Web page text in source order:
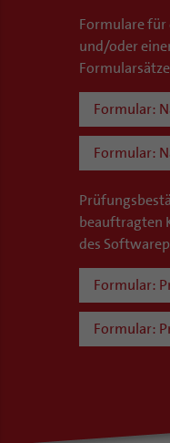
Formulare für
und/oder
Formular:
Formular:
beauftragten
des
Formular:
Formular: